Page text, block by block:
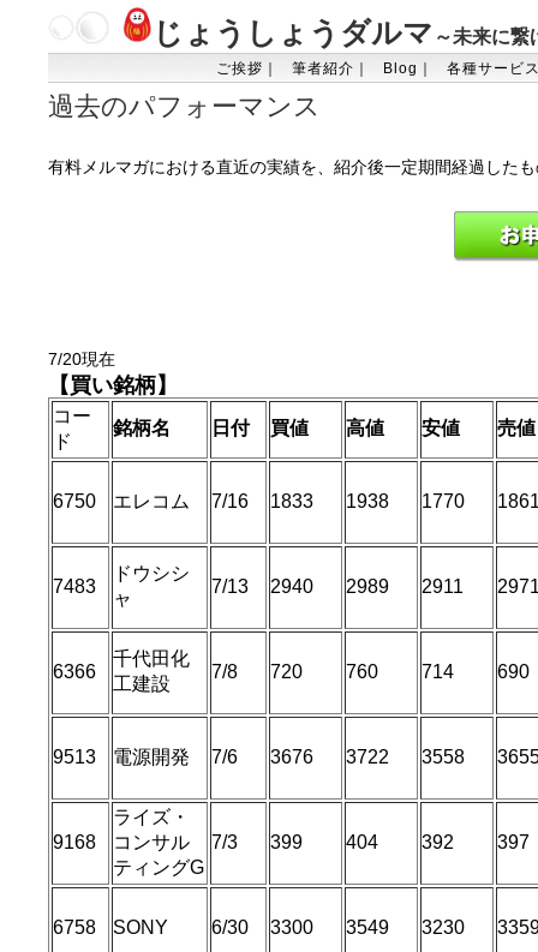
じょうしょうダルマ ～未来に繋
ご挨拶｜ 筆者紹介｜ Blog｜ 各種サービ
過去のパフォーマンス
有料メルマガにおける直近の実績を、紹介後一定期間経過した
7/20現在
【買い銘柄】
コー
ド
銘柄名 日付 買値 高値 安値 売値
6750 エレコム 7/16 1833 1938 1770
7483
ドウシシ
ャ
7/13 2940 2989 2911
6366
千代田化
工建設
7/8 720 760 714 690
9513 電源開発 7/6 3676 3722 3558
9168
ライズ・
コンサル
ティングG
7/3 399 404 392 397
6758 SONY 6/30 3300 3549 3230